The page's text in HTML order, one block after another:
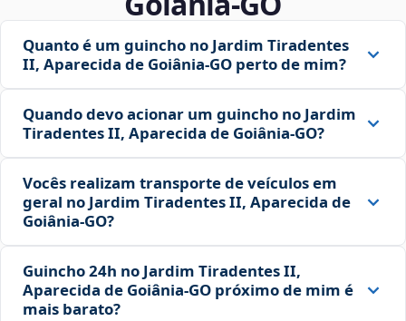
Quanto é um guincho no Jardim Tiradentes
II, Aparecida de Goiânia‑GO perto de mim?
Quando devo acionar um guincho no Jardim
Tiradentes II, Aparecida de Goiânia‑GO?
Vocês realizam transporte de veículos em
geral no Jardim Tiradentes II, Aparecida de
Goiânia‑GO?
Guincho 24h no Jardim Tiradentes II,
Aparecida de Goiânia‑GO próximo de mim é
mais barato?